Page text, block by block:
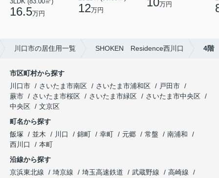
16.5万円 12万円
万円
川口市の居住用一覧 SHOKEN Residence西川口 4階
市区町村から探す
川口市
さいたま市南区 さいたま市浦和区
戸田市
蕨市
さいたま市桜区 さいたま市緑区
さいたま市中央区
中央区
文京区
町名から探す
飯塚
並木 川口 錦町 幸町 元郷 常盤
南浦和
西川口
本町
沿線から探す
京浜東北線
埼京線 埼玉高速鉄道 武蔵野線
高崎線